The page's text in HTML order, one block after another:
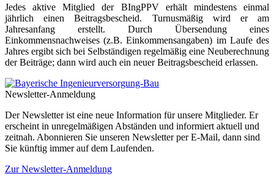
Jedes aktive Mitglied der BIngPPV erhält mindestens einmal
jährlich einen Beitragsbescheid. Turnusmäßig wird er am
Jahresanfang erstellt. Durch Übersendung eines
Einkommensnachweises (z.B. Einkommensangaben) im Laufe des
Jahres ergibt sich bei Selbständigen regelmäßig eine Neuberechnung
der Beiträge; dann wird auch ein neuer Beitragsbescheid erlassen.
Newsletter-Anmeldung
Der Newsletter ist eine neue Information für unsere Mitglieder. Er
erscheint in unregelmäßigen Abständen und informiert aktuell und
zeitnah. Abonnieren Sie unseren Newsletter per E-Mail, dann sind
Sie künftig immer auf dem Laufenden.
Zur Newsletter-Anmeldung